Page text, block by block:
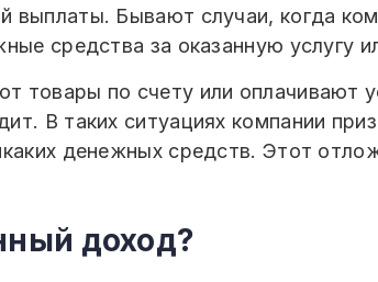
выплаты. Бывают случаи, когда
средства за оказанную услугу
товары по счету или оплачивают
В таких ситуациях компании
денежных средств. Этот
доход?